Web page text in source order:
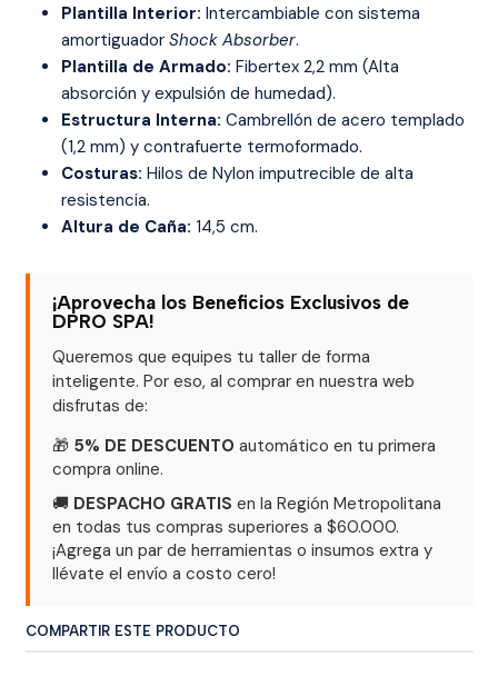
Plantilla Interior: Intercambiable con sistema
amortiguador Shock Absorber.
Plantilla de Armado: Fibertex 2,2 mm (Alta
absorción y expulsión de humedad).
Estructura Interna: Cambrellón de acero templado
(1,2 mm) y contrafuerte termoformado.
Costuras: Hilos de Nylon imputrecible de alta
resistencia.
Altura de Caña: 14,5 cm.
¡Aprovecha los Beneficios Exclusivos de
DPRO SPA!
Queremos que equipes tu taller de forma
inteligente. Por eso, al comprar en nuestra web
disfrutas de:
🎁 5% DE DESCUENTO automático en tu primera
compra online.
🚚 DESPACHO GRATIS en la Región Metropolitana
en todas tus compras superiores a $60.000.
¡Agrega un par de herramientas o insumos extra y
llévate el envío a costo cero!
COMPARTIR ESTE PRODUCTO